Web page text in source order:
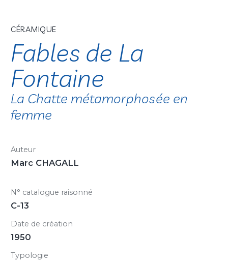
CÉRAMIQUE
Fables de La
Fontaine
La Chatte métamorphosée en
femme
Auteur
Marc CHAGALL
N° catalogue raisonné
C-13
Date de création
1950
Typologie